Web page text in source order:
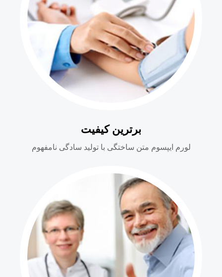
برترین کیفیت
لورم ایپسوم متن ساختگی با تولید سادگی نامفهوم